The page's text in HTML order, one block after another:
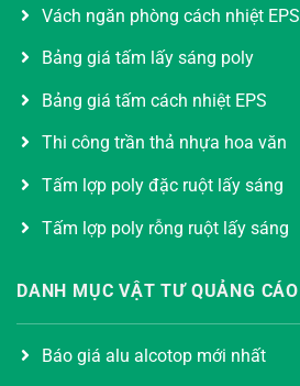
Vách ngăn phòng cách nhiệt EPS
Bảng giá tấm lấy sáng poly
Bảng giá tấm cách nhiệt EPS
Thi công trần thả nhựa hoa văn
Tấm lợp poly đặc ruột lấy sáng
Tấm lợp poly rỗng ruột lấy sáng
DANH MỤC VẬT TƯ QUẢNG CÁO
Báo giá alu alcotop mới nhất